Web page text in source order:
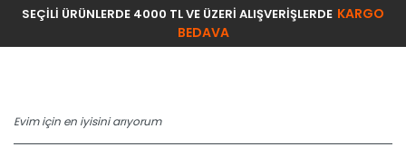
SEÇİLİ ÜRÜNLERDE 4000 TL VE ÜZERİ ALIŞVERİŞLERDE KARGO
BEDAVA